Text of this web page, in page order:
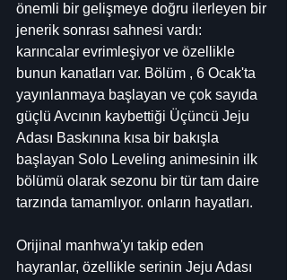
önemli bir gelişmeye doğru ilerleyen bir
jenerik sonrası sahnesi vardı:
karıncalar evrimleşiyor ve özellikle
bunun kanatları var. Bölüm , 6 Ocak'ta
yayınlanmaya başlayan ve çok sayıda
güçlü Avcının kaybettiği Üçüncü Jeju
Adası Baskınına kısa bir bakışla
başlayan Solo Leveling animesinin ilk
bölümü olarak sezonu bir tür tam daire
tarzında tamamlıyor. onların hayatları.
Orijinal manhwa'yı takip eden
hayranlar, özellikle serinin Jeju Adası